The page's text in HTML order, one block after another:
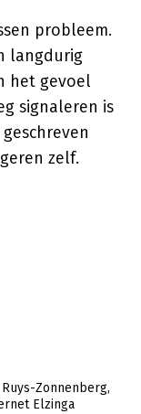
probleem.
langdurig
het gevoel
signaleren is
zelf.
Zonnenberg
Elzinga